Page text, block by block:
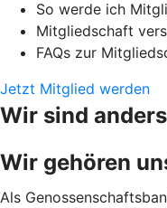
So werde ich
Mitgliedschaft
FAQs zur
Jetzt Mitglied werden
Wir sind
Wir gehören
Als